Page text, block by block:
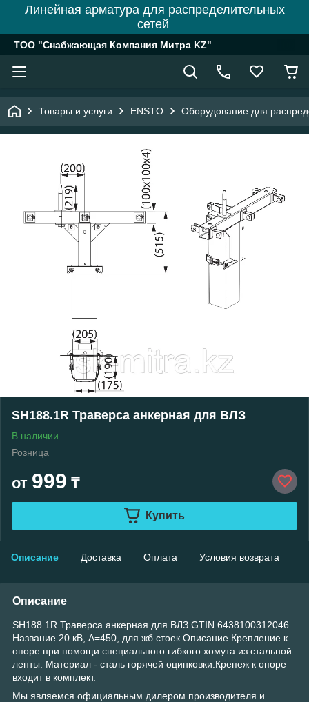
Линейная арматура для распределительных
сетей
ТОО "Снабжающая Компания Митра KZ"
Товары и услуги ENSTO Оборудование для
SH188.1R Траверса анкерная для ВЛЗ
В наличии
Розница
от 999 ₸
Купить
Описание Доставка Оплата Условия возврата
Описание
SH188.1R Траверса анкерная для ВЛЗ GTIN 6438100312046
Название 20 кВ, A=450, для жб стоек Описание Крепление к
опоре при помощи специального гибкого хомута из стальной
ленты. Материал - сталь горячей оцинковки.Крепеж к опоре
входит в комплект.
Мы являемся официальным дилером производителя и